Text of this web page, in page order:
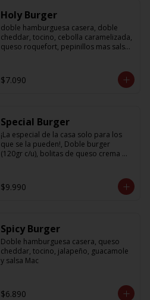
Holy Burger
doble hamburguesa casera, doble
cheddar, tocino, cebolla caramelizada,
queso roquefort, pepinillos mas salsa
$7.090
Special Burger
¡La especial de la casa solo para los
que se la pueden!, Doble burger
(120gr c/u), bolitas de queso crema
holy
$9.990
Spicy Burger
Doble hamburguesa casera, queso
cheddar, tocino, jalapeño, guacamole
y salsa Mac
$6.890